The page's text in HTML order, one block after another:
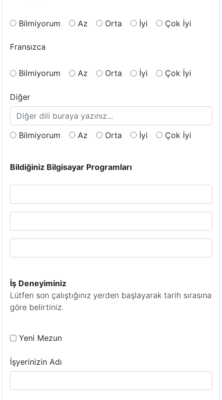
Bilmiyorum Az Orta İyi Çok İyi
Fransızca
Bilmiyorum Az Orta İyi Çok İyi
Diğer
Bilmiyorum Az Orta İyi Çok İyi
Bildiğiniz Bilgisayar Programları
İş Deneyiminiz
Lütfen son çalıştığınız yerden başlayarak tarih sırasına
göre belirtiniz.
Yeni Mezun
İşyerinizin Adı